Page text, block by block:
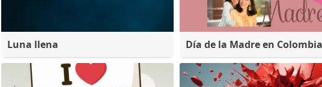
Luna llena Día de la Madre en